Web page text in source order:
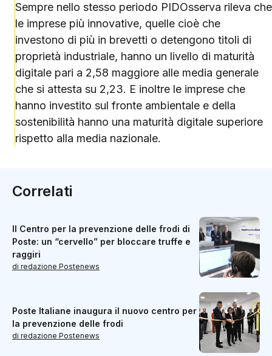
Sempre nello stesso periodo PIDOsserva rileva che
le imprese più innovative, quelle cioè che
investono di più in brevetti o detengono titoli di
proprietà industriale, hanno un livello di maturità
digitale pari a 2,58 maggiore alle media generale
che si attesta su 2,23. E inoltre le imprese che
hanno investito sul fronte ambientale e della
sostenibilità hanno una maturità digitale superiore
rispetto alla media nazionale.
Correlati
Il Centro per la prevenzione delle frodi di
Poste: un “cervello” per bloccare truffe e
raggiri
di redazione Postenews
Poste Italiane inaugura il nuovo centro per
la prevenzione delle frodi
di redazione Postenews